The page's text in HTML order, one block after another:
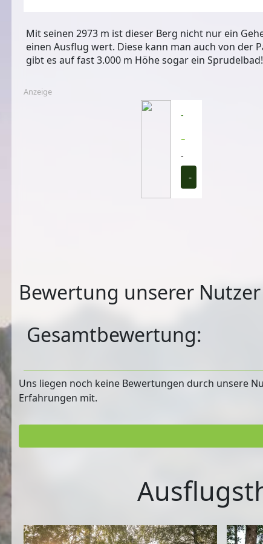
Mit seinen 2973 m ist dieser Berg nicht nur ein
einen Ausflug wert. Diese kann man auch von der
gibt es auf fast 3.000 m Höhe sogar ein Sprudelbad!
Anzeige
-
-
-
-
Bewertung unserer Nutzer
Gesamtbewertung:
Uns liegen noch keine Bewertungen durch unsere
Erfahrungen mit.